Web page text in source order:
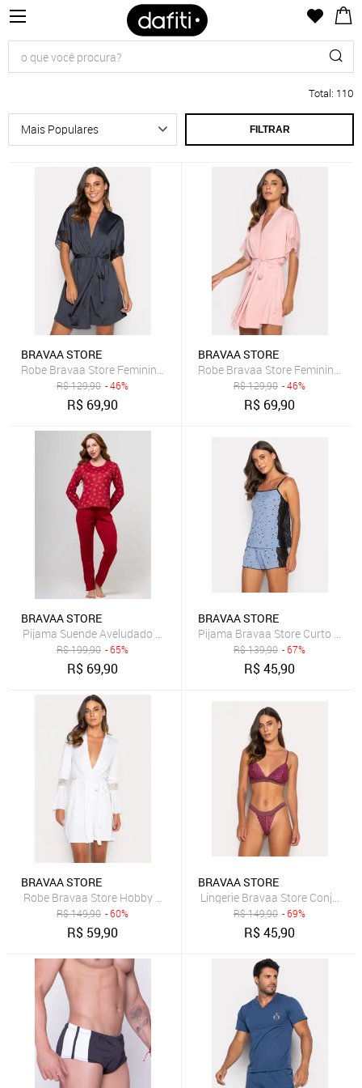
Total: 110
FILTRAR
BRAVAA STORE
Robe Bravaa Store Feminino Hobby Hobbie Roupão Sexy Noiva
R$129,90 - 46%
R$ 69,90
BRAVAA STORE
Robe Bravaa Store Feminino
R$129,90 - 46%
R$ 69,90
BRAVAA STORE
Pijama Suende Aveludado Bravaa Store Longo Malha Confortável
R$199,90 - 65%
R$ 69,90
BRAVAA STORE
Pijama Bravaa Store Curto
R$139,90 - 67%
R$45,90
BRAVAA STORE
Robe Bravaa Store Hobby Roupão Feminino Noiva Renda Sexy
R$149,90 - 60%
R$ 59,90
BRAVAA STORE
Lingerie Bravaa Store Conjunto
R$149,90 - 69%
R$45,90